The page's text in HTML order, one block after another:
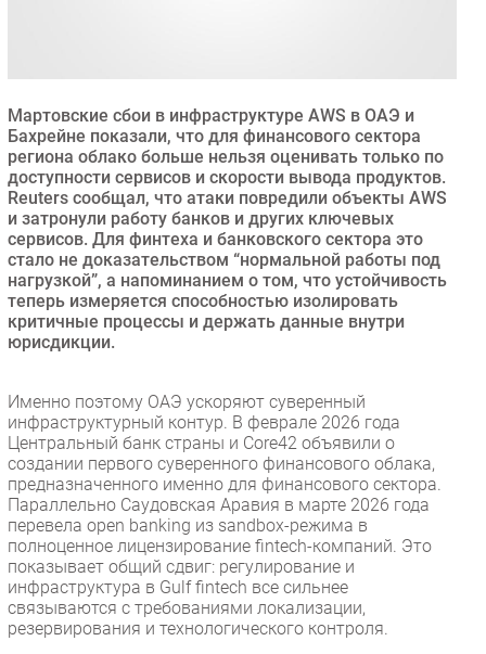
Инновации
CIO/Управление ИТ
Гаджеты
Здоровье
РАЗДЕЛЫ
Новости
Аналитика
Интервью
Проекты
IT класс
Тестовый стенд
Каталог компаний
Мартовские сбои в инфраструктуре AWS в ОАЭ и
Бахрейне показали, что для финансового сектора
региона облако больше нельзя оценивать только по
доступности сервисов и скорости вывода продуктов.
Reuters сообщал, что атаки повредили объекты AWS
и затронули работу банков и других ключевых
сервисов. Для финтеха и банковского сектора это
стало не доказательством “нормальной работы под
нагрузкой”, а напоминанием о том, что устойчивость
теперь измеряется способностью изолировать
критичные процессы и держать данные внутри
юрисдикции.
Именно поэтому ОАЭ ускоряют суверенный
инфраструктурный контур. В феврале 2026 года
Центральный банк страны и Core42 объявили о
создании первого суверенного финансового облака,
предназначенного именно для финансового сектора.
Параллельно Саудовская Аравия в марте 2026 года
перевела open banking из sandbox-режима в
полноценное лицензирование fintech-компаний. Это
показывает общий сдвиг: регулирование и
инфраструктура в Gulf fintech все сильнее
связываются с требованиями локализации,
резервирования и технологического контроля.